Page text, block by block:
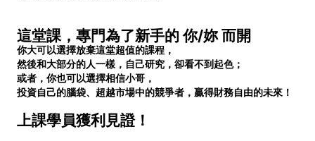
這堂課，專門為了新手的 你/妳 而開
你大可以選擇放棄這堂超值的課程，
然後和大部分的人一樣，自己研究，卻看不到起色；
或者，你也可以選擇相信小哥，
投資自己的腦袋、超越市場中的競爭者，贏得財務自由的未來！
上課學員獲利見證！